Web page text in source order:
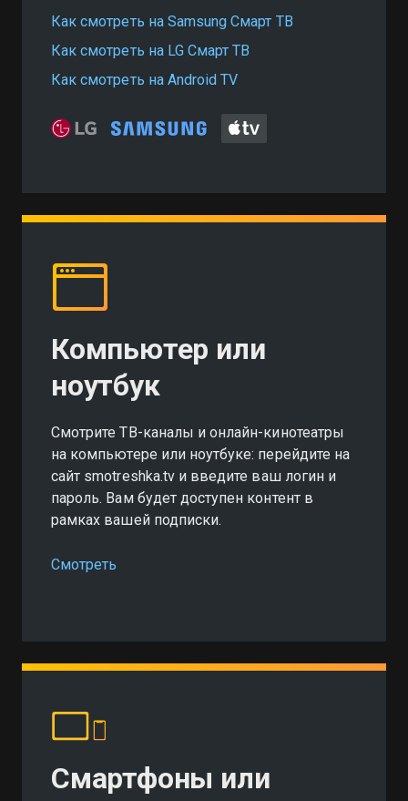
Как смотреть на Samsung Смарт ТВ
Как смотреть на LG Смарт ТВ
Как смотреть на Android TV
Компьютер или
ноутбук
Смотрите ТВ-каналы и онлайн-кинотеатры
на компьютере или ноутбуке: перейдите на
сайт smotreshka.tv и введите ваш логин и
пароль. Вам будет доступен контент в
рамках вашей подписки.
Смотреть
Смартфоны или